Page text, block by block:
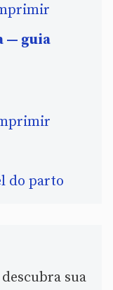
— guia
do parto
sua